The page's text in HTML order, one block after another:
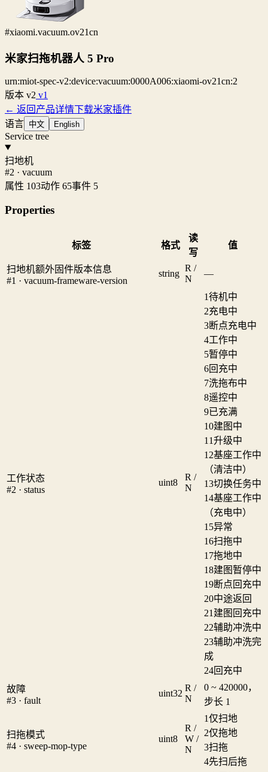
#xiaomi.vacuum.ov21cn
米家扫拖机器人 5 Pro
urn:miot-spec-v2:device:vacuum:0000A006:xiaomi-ov21cn:2
版本 v2 v1
← 返回产品详情下载米家插件
语言 中文 English
Service tree
扫地机
#2 · vacuum
属性 103动作 65事件 5
Properties
标签 格式
读
写
值
扫地机额外固件版本信息
#1 · vacuum-frameware-version
string
R /
N
—
工作状态
#2 · status
uint8
R /
N
1待机中
2充电中
3断点充电中
4工作中
5暂停中
6回充中
7洗拖布中
8遥控中
9已充满
10建图中
11升级中
12基座工作中
（清洁中）
13切换任务中
14基座工作中
（充电中）
15异常
16扫拖中
17拖地中
18建图暂停中
19断点回充中
20中途返回
21 建图回充中
22辅助冲洗中
23辅助冲洗完
成
24回充中
故障
#3 · fault
uint32
R /
N
0 ~ 420000，
步长 1
扫拖模式
#4 · sweep-mop-type
uint8
R /
W /
N
1仅扫地
2仅拖地
3扫拖
4先扫后拖